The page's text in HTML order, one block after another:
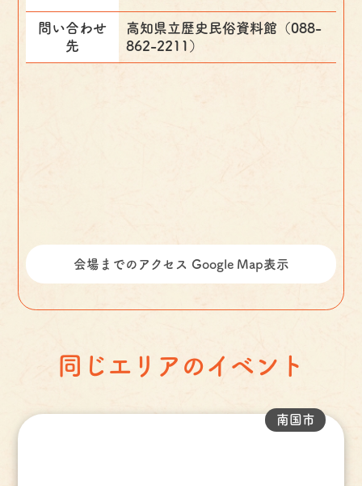
問い合わせ
先
高知県立歴史民俗資料館（088-
862-2211）
会場までのアクセス Google Map表示
同じエリアのイベント
南国市